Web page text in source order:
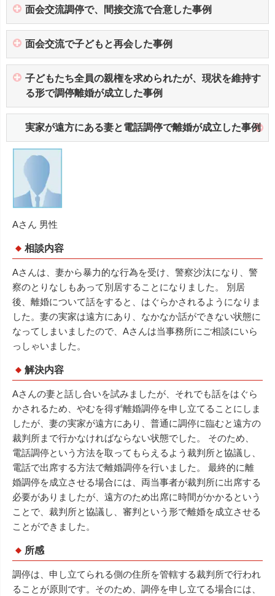
面会交流調停で、間接交流で合意した事例
面会交流で子どもと再会した事例
子どもたち全員の親権を求められたが、現状を維持す
る形で調停離婚が成立した事例
実家が遠方にある妻と電話調停で離婚が成立した事例
Aさん 男性
相談内容
Aさんは、妻から暴力的な行為を受け、警察沙汰になり、警
察のとりなしもあって別居することになりました。 別居
後、離婚について話をすると、はぐらかされるようになりま
した。妻の実家は遠方にあり、なかなか話ができない状態に
なってしまいましたので、Aさんは当事務所にご相談にいら
っしゃいました。
解決内容
Aさんの妻と話し合いを試みましたが、それでも話をはぐら
かされるため、やむを得ず離婚調停を申し立てることにしま
したが、妻の実家が遠方にあり、普通に調停に臨むと遠方の
裁判所まで行かなければならない状態でした。 そのため、
電話調停という方法を取ってもらえるよう裁判所と協議し、
電話で出席する方法で離婚調停を行いました。 最終的に離
婚調停を成立させる場合には、両当事者が裁判所に出席する
必要がありましたが、遠方のため出席に時間がかかるという
ことで、裁判所と協議し、審判という形で離婚を成立させる
ことができました。
所感
調停は、申し立てられる側の住所を管轄する裁判所で行われ
ることが原則です。そのため、調停を申し立てる場合には、